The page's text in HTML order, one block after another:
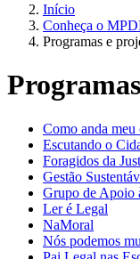
Início
Conheça o
Programas e
Como anda meu
Escutando o
Foragidos da
Gestão
Grupo de Apoio
Ler é Legal
NaMoral
Nós podemos